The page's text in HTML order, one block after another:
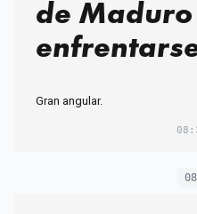
de
Gran angular.